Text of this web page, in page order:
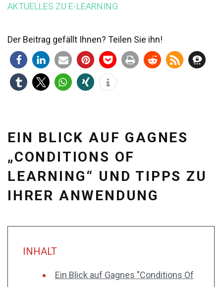
AKTUELLES ZU E-LEARNING
Der Beitrag gefällt Ihnen? Teilen Sie ihn!
EIN BLICK AUF GAGNES
„CONDITIONS OF
LEARNING“ UND TIPPS ZU
IHRER ANWENDUNG
INHALT
Ein Blick auf Gagnes "Conditions Of